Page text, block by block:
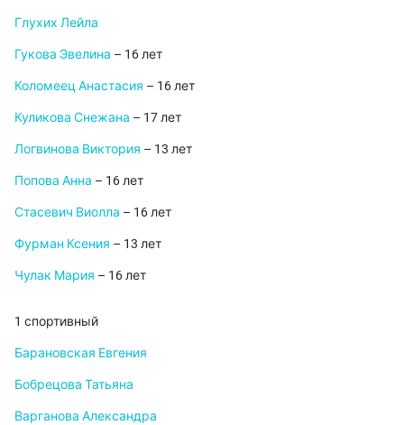
Глухих Лейла
Гукова Эвелина – 16 лет
Коломеец Анастасия – 16 лет
Куликова Снежана – 17 лет
Логвинова Виктория – 13 лет
Попова Анна – 16 лет
Стасевич Виолла – 16 лет
Фурман Ксения – 13 лет
Чулак Мария – 16 лет
1 спортивный
Барановская Евгения
Бобрецова Татьяна
Варганова Александра